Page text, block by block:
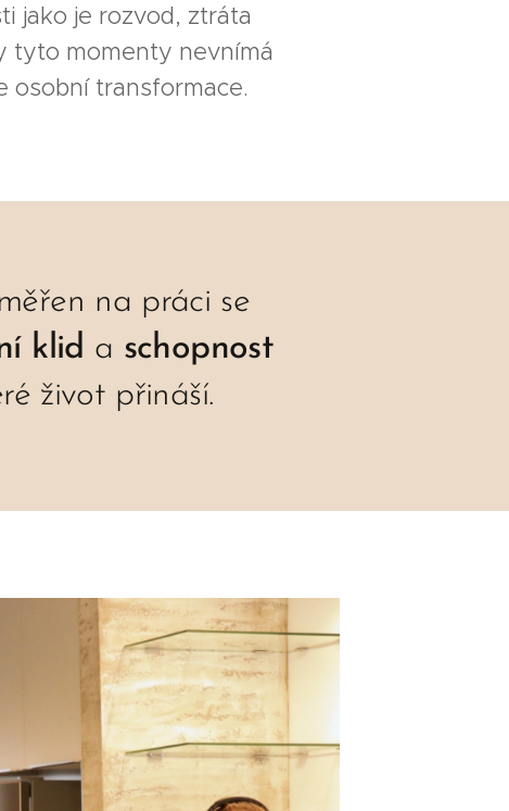
jako je rozvod, ztráta
tyto momenty nevnímá
osobní transformace.
na práci se
klid a schopnost
život přináší.